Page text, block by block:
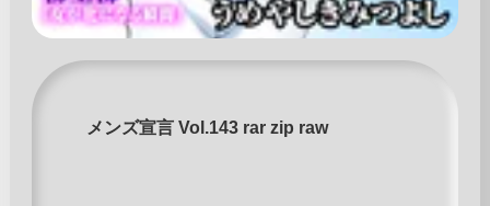
メンズ宣言 Vol.143 rar zip raw